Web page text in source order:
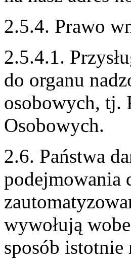
2.5.4. Prawo
2.5.4.1.
do organu
osobowych, tj.
Osobowych.
2.6. Państwa
podejmowania
wywołują
sposób istotnie